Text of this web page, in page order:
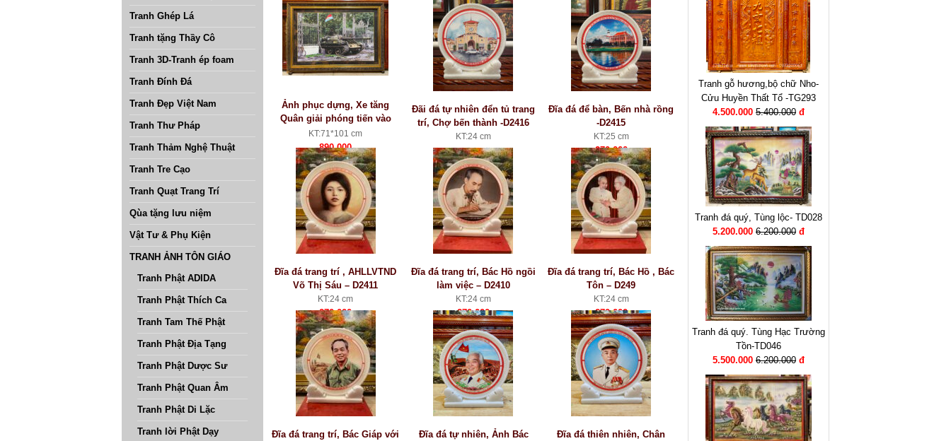
Tranh Ghép Lá
Tranh tặng Thầy Cô
Tranh 3D-Tranh ép foam
Tranh Đính Đá
Tranh Đẹp Việt Nam
Tranh Thư Pháp
Tranh Thảm Nghệ Thuật
Tranh Tre Cạo
Tranh Quạt Trang Trí
Qùa tặng lưu niệm
Vật Tư & Phụ Kiện
TRANH ẢNH TÔN GIÁO
Tranh Phật ADIDA
Tranh Phật Thích Ca
Tranh Tam Thế Phật
Tranh Phật Địa Tạng
Tranh Phật Dược Sư
Tranh Phật Quan Âm
Tranh Phật Di Lặc
Tranh lời Phật Dạy
Ảnh phục dựng, Xe tăng
Quân giải phóng tiến vào
Dinh Độc Lập trưa gày
30/4/1975
KT:71*101 cm
890.000
Đãi đá tự nhiên đển tủ trang
trí, Chợ bến thành -D2416
KT:24 cm
Đĩa đá để bàn, Bến nhà rồng
-D2415
KT:25 cm
270.000
Đĩa đá trang trí , AHLLVTND
Võ Thị Sáu – D2411
KT:24 cm
270.000
Đĩa đá trang trí, Bác Hồ ngồi
làm việc – D2410
KT:24 cm
270.000
Đĩa đá trang trí, Bác Hồ , Bác
Tôn – D249
KT:24 cm
270.000
Đĩa đá trang trí, Bác Giáp với
Đĩa đá tự nhiên, Ảnh Bác
Đĩa đá thiên nhiên, Chân
Tranh gỗ hương,bộ chữ Nho-
Cửu Huyền Thất Tổ -TG293
4.500.000 5.400.000đ
Tranh đá quý, Tùng lộc- TD028
5.200.000 6.200.000đ
Tranh đá quý. Tùng Hạc Trường
Tồn-TD046
5.500.000 6.200.000đ